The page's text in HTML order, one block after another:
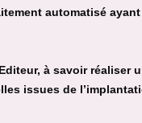
automatisé
à savoir réaliser
issues de